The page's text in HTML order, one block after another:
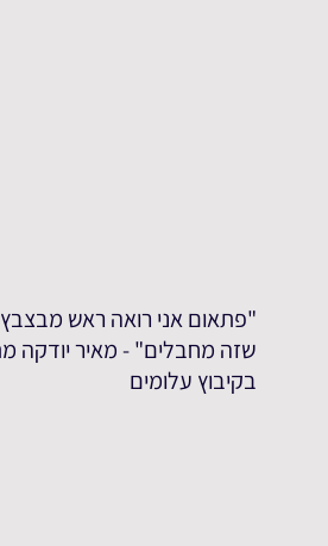
"פתאום אני רואה ראש מבצבץ
בקיבוץ עלומים